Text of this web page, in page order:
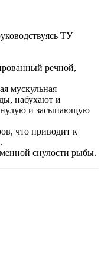
ТУ
речной,
мускульная
набухают и
Снулую и засыпающую
что приводит к
снулости рыбы.